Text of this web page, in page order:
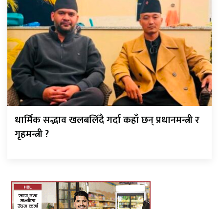
धार्मिक सद्भाव खलबलिँदै गर्दा कहाँ छन् प्रधानमन्त्री र
गृहमन्त्री ?